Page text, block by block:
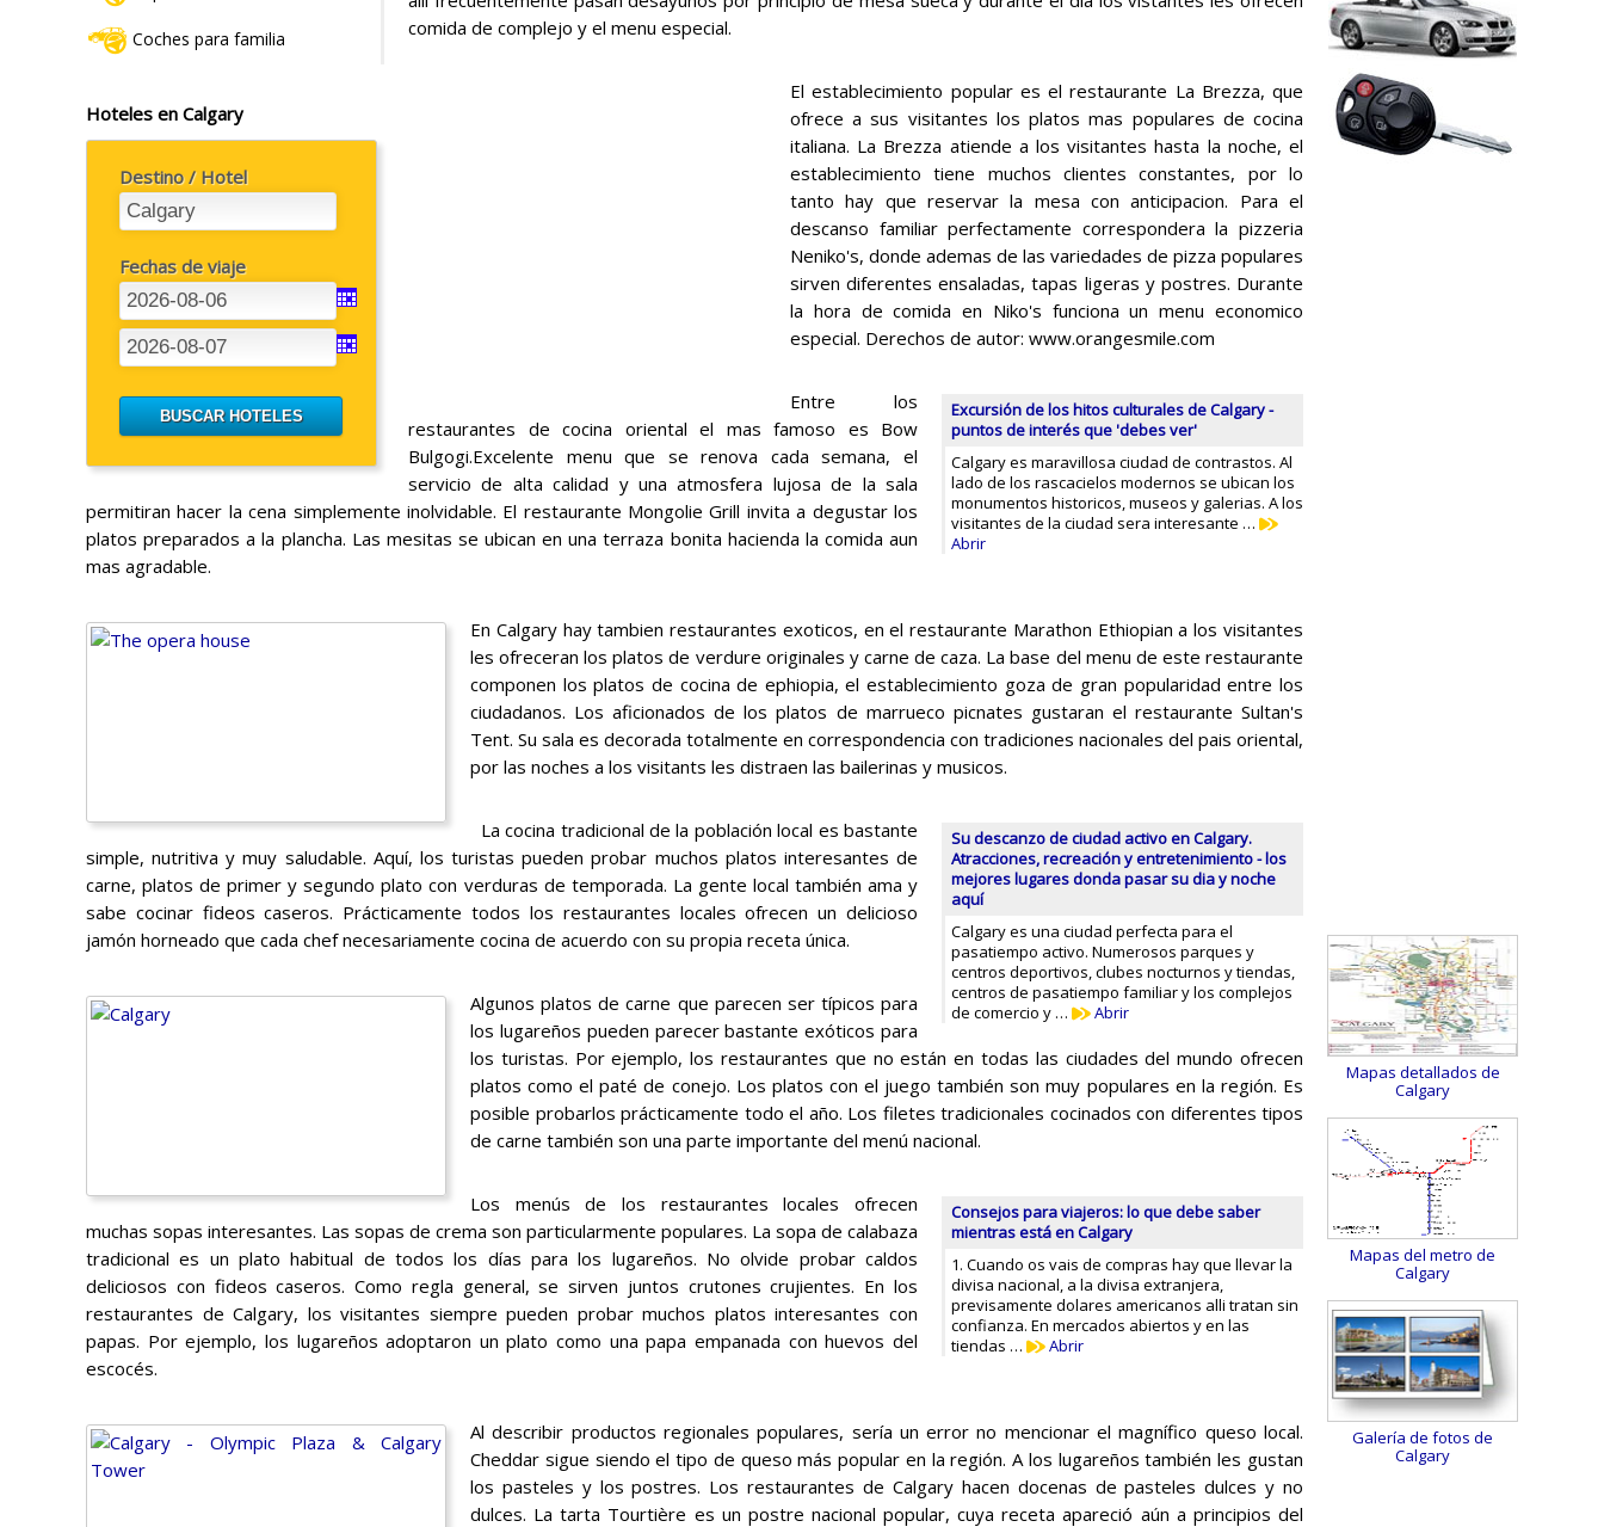
Coches para familia
Hoteles en Calgary
Destino / Hotel
Fechas de viaje
comida de complejo y el menu especial.
El establecimiento popular es el restaurante La Brezza, que
ofrece a sus visitantes los platos mas populares de cocina
italiana. La Brezza atiende a los visitantes hasta la noche, el
establecimiento tiene muchos clientes constantes, por lo
tanto hay que reservar la mesa con anticipacion. Para el
descanso familiar perfectamente correspondera la pizzeria
Neniko's, donde ademas de las variedades de pizza populares
sirven diferentes ensaladas, tapas ligeras y postres. Durante
la hora de comida en Niko's funciona un menu economico
especial. Derechos de autor: www.orangesmile.com
Excursión de los hitos culturales de Calgary -
puntos de interés que 'debes ver'
Calgary es maravillosa ciudad de contrastos. Al
lado de los rascacielos modernos se ubican los
monumentos historicos, museos y galerias. A los
visitantes de la ciudad sera interesante …
Abrir
Entre los
restaurantes de cocina oriental el mas famoso es Bow
Bulgogi.Excelente menu que se renova cada semana, el
servicio de alta calidad y una atmosfera lujosa de la sala
permitiran hacer la cena simplemente inolvidable. El restaurante Mongolie Grill invita a degustar los
platos preparados a la plancha. Las mesitas se ubican en una terraza bonita hacienda la comida aun
mas agradable.
En Calgary hay tambien restaurantes exoticos, en el restaurante Marathon Ethiopian a los visitantes
les ofreceran los platos de verdure originales y carne de caza. La base del menu de este restaurante
componen los platos de cocina de ephiopia, el establecimiento goza de gran popularidad entre los
ciudadanos. Los aficionados de los platos de marrueco picnates gustaran el restaurante Sultan's
Tent. Su sala es decorada totalmente en correspondencia con tradiciones nacionales del pais oriental,
por las noches a los visitants les distraen las bailerinas y musicos.
Su descanzo de ciudad activo en Calgary.
Atracciones, recreación y entretenimiento - los
mejores lugares donda pasar su dia y noche
aquí
Calgary es una ciudad perfecta para el
pasatiempo activo. Numerosos parques y
centros deportivos, clubes nocturnos y tiendas,
centros de pasatiempo familiar y los complejos
de comercio y …
Abrir
La cocina tradicional de la población local es bastante
simple, nutritiva y muy saludable. Aquí, los turistas pueden probar muchos platos interesantes de
carne, platos de primer y segundo plato con verduras de temporada. La gente local también ama y
sabe cocinar fideos caseros. Prácticamente todos los restaurantes locales ofrecen un delicioso
jamón horneado que cada chef necesariamente cocina de acuerdo con su propia receta única.
Algunos platos de carne que parecen ser típicos para
los lugareños pueden parecer bastante exóticos para
los turistas. Por ejemplo, los restaurantes que no están en todas las ciudades del mundo ofrecen
platos como el paté de conejo. Los platos con el juego también son muy populares en la región. Es
posible probarlos prácticamente todo el año. Los filetes tradicionales cocinados con diferentes tipos
de carne también son una parte importante del menú nacional.
Consejos para viajeros: lo que debe saber
mientras está en Calgary
1. Cuando os vais de compras hay que llevar la
divisa nacional, a la divisa extranjera,
previsamente dolares americanos alli tratan sin
confianza. En mercados abiertos y en las
tiendas …
Abrir
Los menús de los restaurantes locales ofrecen
muchas sopas interesantes. Las sopas de crema son particularmente populares. La sopa de calabaza
tradicional es un plato habitual de todos los días para los lugareños. No olvide probar caldos
deliciosos con fideos caseros. Como regla general, se sirven juntos crutones crujientes. En los
restaurantes de Calgary, los visitantes siempre pueden probar muchos platos interesantes con
papas. Por ejemplo, los lugareños adoptaron un plato como una papa empanada con huevos del
escocés.
Al describir productos regionales populares, sería un error no mencionar el magnífico queso local.
Cheddar sigue siendo el tipo de queso más popular en la región. A los lugareños también les gustan
los pasteles y los postres. Los restaurantes de Calgary hacen docenas de pasteles dulces y no
dulces. La tarta Tourtière es un postre nacional popular, cuya receta apareció aún a principios del
Mapas detallados de
Calgary
Mapas del metro de
Calgary
Galería de fotos de
Calgary